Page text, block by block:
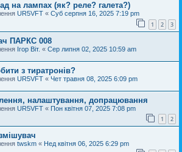
на лампах (як? реле? галета?)
UR5VFT « Суб серпня 16, 2025 7:19 pm
1 2 3
ПАРКС 008
Ігор Віт. « Сер липня 02, 2025 10:59 am
з тиратронів?
UR5VFT « Чет травня 08, 2025 6:09 pm
налаштування, допрацювання
UR5VFT « Пон квітня 07, 2025 7:08 pm
1 2
twskm « Нед квітня 06, 2025 6:29 pm